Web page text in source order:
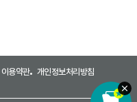
이용약관
개인정보처리방침